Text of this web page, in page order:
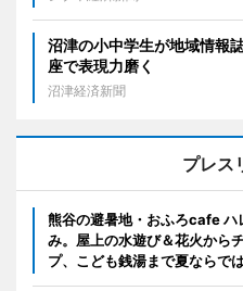
沼津の小中学生が地域情報
座で表現力磨く
沼津経済新聞
プレス
熊谷の避暑地・おふろcafe ハ
み。屋上の水遊び＆花火から
プ、こども銭湯まで夏ならで